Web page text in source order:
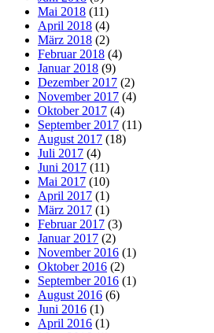
Mai 2018 (11)
April 2018 (4)
März 2018 (2)
Februar 2018 (4)
Januar 2018 (9)
Dezember 2017 (2)
November 2017 (4)
Oktober 2017 (4)
September 2017 (11)
August 2017 (18)
Juli 2017 (4)
Juni 2017 (11)
Mai 2017 (10)
April 2017 (1)
März 2017 (1)
Februar 2017 (3)
Januar 2017 (2)
November 2016 (1)
Oktober 2016 (2)
September 2016 (1)
August 2016 (6)
Juni 2016 (1)
April 2016 (1)